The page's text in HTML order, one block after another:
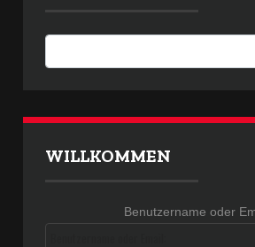
WILLKOMMEN
Benutzername oder